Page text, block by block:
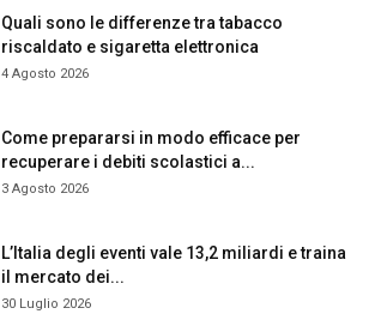
Quali sono le differenze tra tabacco
riscaldato e sigaretta elettronica
4 Agosto 2026
Come prepararsi in modo efficace per
recuperare i debiti scolastici a...
3 Agosto 2026
L’Italia degli eventi vale 13,2 miliardi e traina
il mercato dei...
30 Luglio 2026